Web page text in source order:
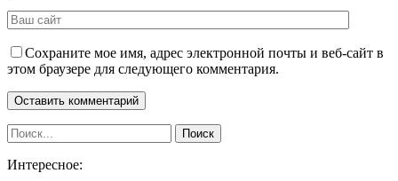
Сохраните мое имя, адрес электронной почты и веб-сайт в
этом браузере для следующего комментария.
Интересное: